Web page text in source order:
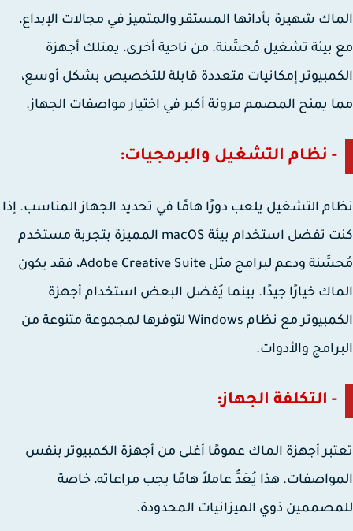
شهيرة بأدائها المستقر والمتميز في مجالات الإبداع،
بيئة تشغيل مُحسَّنة. من ناحية أخرى، يمتلك أجهزة
إمكانيات متعددة قابلة للتخصيص بشكل أوسع،
يمنح المصمم مرونة أكبر في اختيار مواصفات الجهاز.
- نظام التشغيل والبرمجيات:
التشغيل يلعب دورًا هامًا في تحديد الجهاز المناسب. إذا
كنت تفضل استخدام بيئة macOS المميزة بتجربة مستخدم
مُحسَّنة ودعم لبرامج مثل Adobe Creative Suite، فقد يكون
خيارًا جيدًا. بينما يُفضل البعض استخدام أجهزة
الكمبيوتر مع نظام Windows لتوفرها لمجموعة متنوعة من
والأدوات.
- التكلفة الجهاز:
أجهزة الماك عمومًا أغلى من أجهزة الكمبيوتر بنفس
هذا يُعَدُّ عاملاً هامًا يجب مراعاته، خاصة
ذوي الميزانيات المحدودة.